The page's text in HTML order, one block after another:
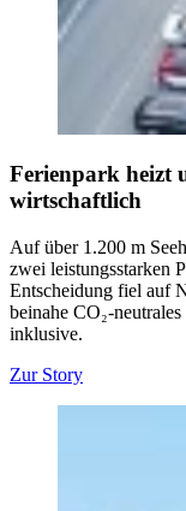
Ferienpark heizt
wirtschaftlich
Auf über 1.200 m
zwei leistungsstarken
Entscheidung fiel auf
beinahe CO₂-
inklusive.
Zur Story